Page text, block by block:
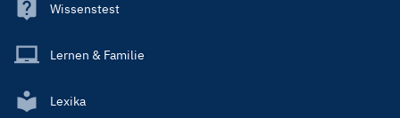
Wissenstest
Lernen & Familie
Lexika